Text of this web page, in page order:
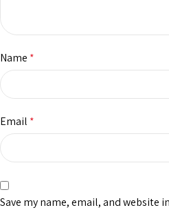
Name *
Email *
Save my name, email, and website